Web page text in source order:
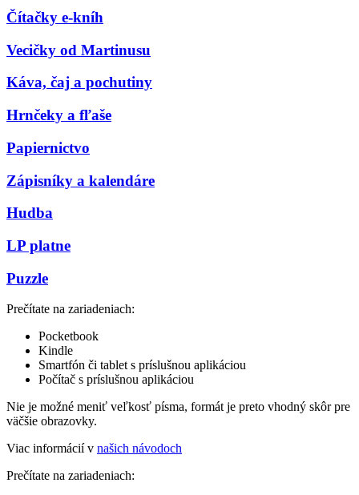
Čítačky e-kníh
Vecičky od Martinusu
Káva, čaj a pochutiny
Hrnčeky a fľaše
Papiernictvo
Zápisníky a kalendáre
Hudba
LP platne
Puzzle
Prečítate na zariadeniach:
Pocketbook
Kindle
Smartfón či tablet s príslušnou aplikáciou
Počítač s príslušnou aplikáciou
Nie je možné meniť veľkosť písma, formát je preto vhodný skôr pre
väčšie obrazovky.
Viac informácií v našich návodoch
Prečítate na zariadeniach: